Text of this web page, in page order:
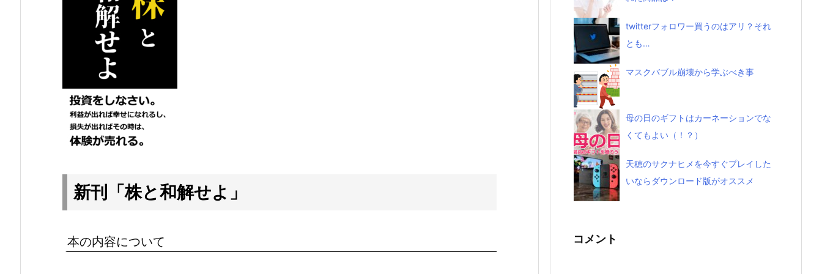
新刊「株と和解せよ」
本の内容について
twitterフォロワー買うのはアリ？それ
とも…
マスクバブル崩壊から学ぶべき事
母の日のギフトはカーネーションでな
くてもよい（！？）
天穂のサクナヒメを今すぐプレイした
いならダウンロード版がオススメ
コメント